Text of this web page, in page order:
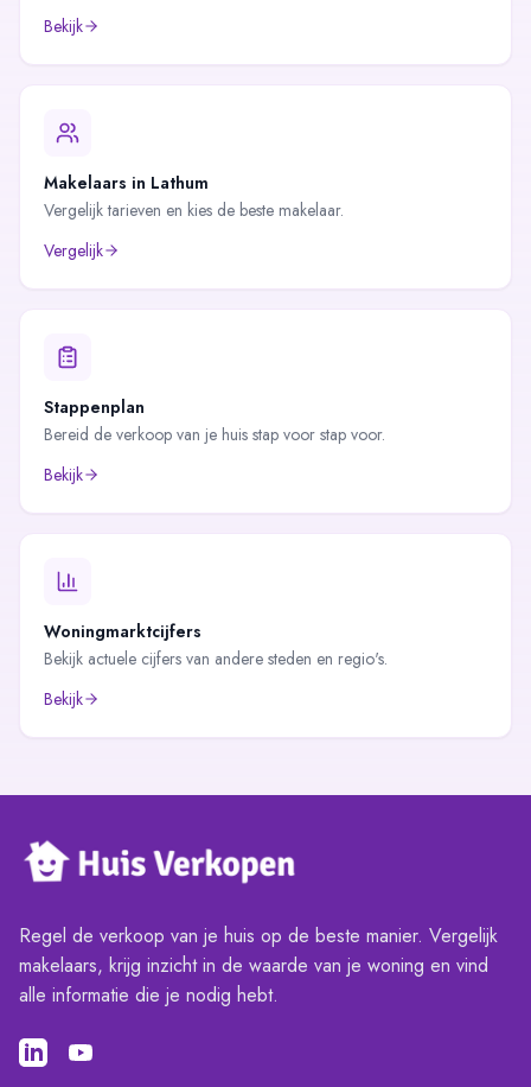
Bekijk
Makelaars in Lathum
Vergelijk tarieven en kies de beste makelaar.
Vergelijk
Stappenplan
Bereid de verkoop van je huis stap voor stap voor.
Bekijk
Woningmarktcijfers
Bekijk actuele cijfers van andere steden en regio's.
Bekijk
Regel de verkoop van je huis op de beste manier. Vergelijk
makelaars, krijg inzicht in de waarde van je woning en vind
alle informatie die je nodig hebt.